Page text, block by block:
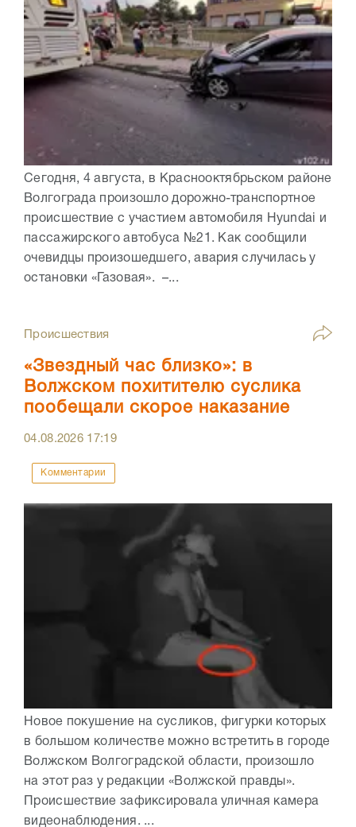
Сегодня, 4 августа, в Краснооктябрьском районе
Волгограда произошло дорожно-транспортное
происшествие с участием автомобиля Hyundai и
пассажирского автобуса №21. Как сообщили
очевидцы произошедшего, авария случилась у
остановки «Газовая». –...
Происшествия
«Звездный час близко»: в
Волжском похитителю суслика
пообещали скорое наказание
04.08.2026 17:19
Комментарии
Новое покушение на сусликов, фигурки которых
в большом количестве можно встретить в городе
Волжском Волгоградской области, произошло
на этот раз у редакции «Волжской правды».
Происшествие зафиксировала уличная камера
видеонаблюдения. ...